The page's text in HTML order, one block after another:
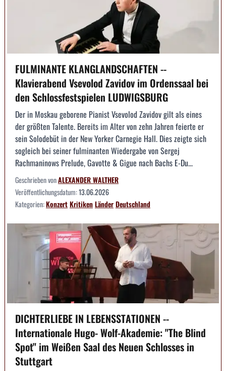
FULMINANTE KLANGLANDSCHAFTEN --
Klavierabend Vsevolod Zavidov im Ordenssaal bei
den Schlossfestspielen LUDWIGSBURG
Der in Moskau geborene Pianist Vsevolod Zavidov gilt als eines
der größten Talente. Bereits im Alter von zehn Jahren feierte er
sein Solodebüt in der New Yorker Carnegie Hall. Dies zeigte sich
sogleich bei seiner fulminanten Wiedergabe von Sergej
Rachmaninows Prelude, Gavotte & Gigue nach Bachs E-Du...
Geschrieben vonALEXANDER WALTHER
Veröffentlichungsdatum:13.06.2026
Kategorien:KonzertKritikenLänderDeutschland
DICHTERLIEBE IN LEBENSSTATIONEN --
Internationale Hugo- Wolf-Akademie: "The Blind
Spot" im Weißen Saal des Neuen Schlosses in
Stuttgart